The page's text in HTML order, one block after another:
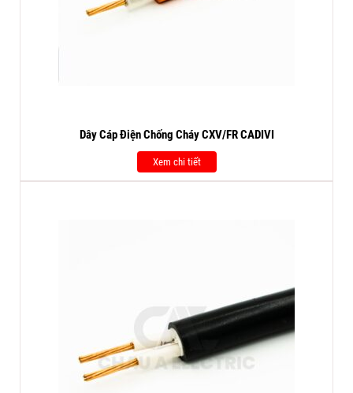
Dây Cáp Điện Chống Cháy CXV/FR CADIVI
Xem chi tiết